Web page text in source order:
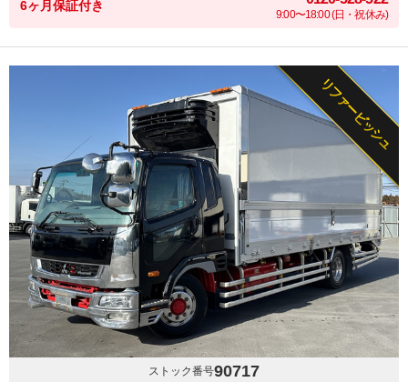
6ヶ月保証付き
9:00〜18:00 (日・祝休み)
リファービッシュ
ストック番号90717